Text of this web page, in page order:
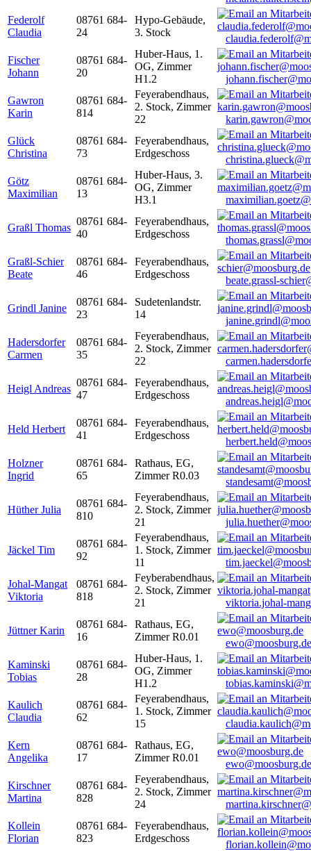
Federolf
Claudia
08761 684-
24
Hypo-Gebäude,
3. Stock
Fischer
Johann
08761 684-
20
Huber-Haus, 1.
OG, Zimmer
H1.2
Gawron
Karin
08761 684-
814
Feyerabendhaus,
2. Stock, Zimmer
22
Glück
Christina
08761 684-
73
Feyerabendhaus,
Erdgeschoss
Götz
Maximilian
08761 684-
13
Huber-Haus, 3.
OG, Zimmer
H3.1
Graßl Thomas
08761 684-
40
Feyerabendhaus,
Erdgeschoss
Graßl-Schier
Beate
08761 684-
46
Feyerabendhaus,
Erdgeschoss
beate.grassl-
Grindl Janine
08761 684-
23
Sudetenlandstr.
14
Hadersdorfer
Carmen
08761 684-
35
Feyerabendhaus,
2. Stock, Zimmer
22
Heigl Andreas
08761 684-
47
Feyerabendhaus,
Erdgeschoss
Held Herbert
08761 684-
41
Feyerabendhaus,
Erdgeschoss
Holzner
Ingrid
08761 684-
65
Rathaus, EG,
Zimmer R0.03
Hüther Julia
08761 684-
810
Feyerabendhaus,
2. Stock, Zimmer
21
Jäckel Tim
08761 684-
92
Feyerabendhaus,
1. Stock, Zimmer
11
Johal-Mangat
Viktoria
08761 684-
818
Feyberabendhaus,
2. Stock, Zimmer
21
viktoria.johal-
Jüttner Karin
08761 684-
16
Rathaus, EG,
Zimmer R0.01
ewo@moosburg.de
Kaminski
Tobias
08761 684-
28
Huber-Haus, 1.
OG, Zimmer
H1.2
Kaulich
Claudia
08761 684-
62
Feyerabendhaus,
1. Stock, Zimmer
15
Kern
Angelika
08761 684-
17
Rathaus, EG,
Zimmer R0.01
ewo@moosburg.de
Kirschner
Martina
08761 684-
828
Feyerabendhaus,
2. Stock, Zimmer
24
Kollein
Florian
08761 684-
823
Feyerabendhaus,
Erdgeschoss